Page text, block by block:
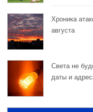
Хроника
августа
Света не
даты и